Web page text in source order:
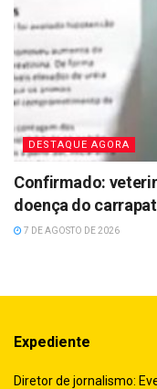
DESTAQUE AGORA
Confirmado:
doença do
7 DE AGOSTO DE 2026
Expediente
Diretor de jornalismo: